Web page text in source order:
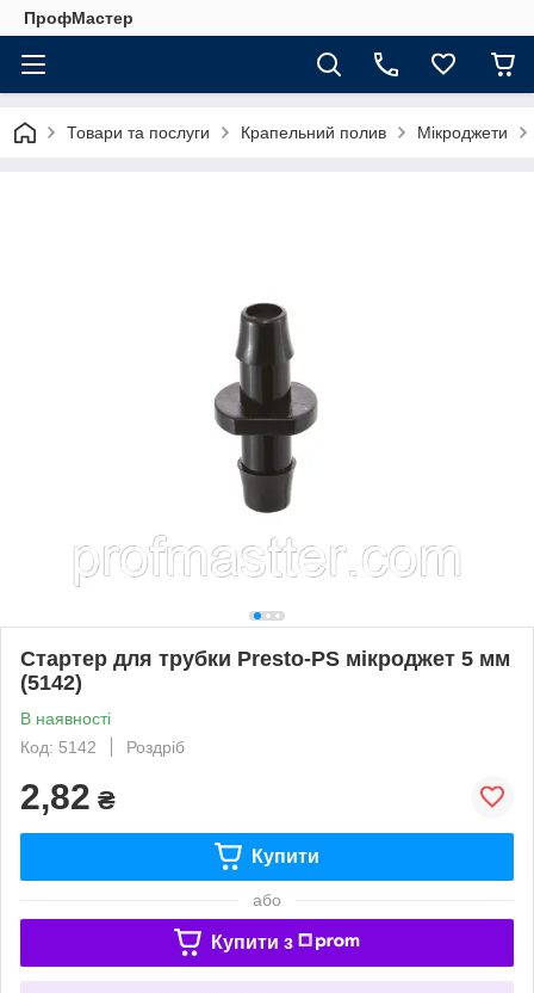
ПрофМастер
Товари та послуги Крапельний полив Мікроджети
Стартер для трубки Presto-PS мікроджет 5 мм
(5142)
В наявності
Код: 5142
Роздріб
2,82 ₴
Купити
або
Купити з